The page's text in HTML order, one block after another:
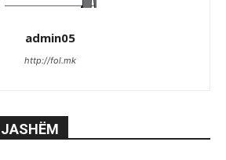
admin05
http://fol.mk